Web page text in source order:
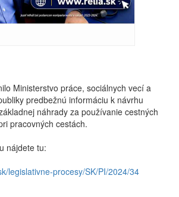
Ministerstvo práce, sociálnych vecí a
predbežnú informáciu k návrhu
náhrady za používanie cestných
pracovných cestách.
nájdete tu:
legislativne-procesy/SK/PI/2024/34